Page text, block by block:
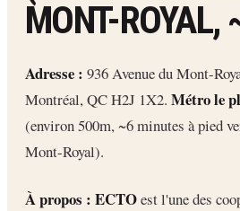
MONT-ROYAL,
Adresse : 936 Avenue du Mont-
Montréal, QC H2J 1X2. Métro le
(environ 500m, ~6 minutes à pied
Mont-Royal).
À propos : ECTOest l'une des